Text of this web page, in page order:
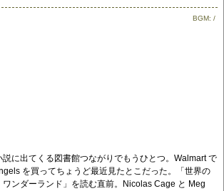
BGM: /
に出てくる図書館つながりでもうひとつ。Walmart で
を買ってちょうど最近見たとこだった。「世界の
ンダーランド」を読む直前。Nicolas Cage と Meg